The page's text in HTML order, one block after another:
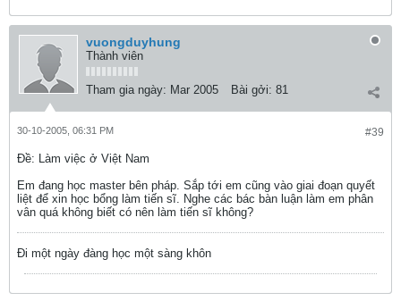
vuongduyhung
Thành viên
Tham gia ngày: Mar 2005 Bài gởi: 81
#39
30-10-2005, 06:31 PM
Ðề: Làm việc ở Việt Nam
Em đang học master bên pháp. Sắp tới em cũng vào giai đoạn quyết
liệt để xin học bổng làm tiến sĩ. Nghe các bác bàn luận làm em phân
vân quá không biết có nên làm tiến sĩ không?
Đi một ngày đàng học một sàng khôn